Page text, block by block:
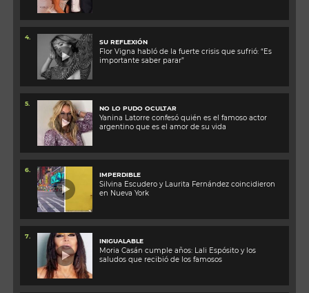
4.
SU REFLEXIÓN
Flor Vigna habló de la fuerte crisis que sufrió: “Es
importante saber parar”
5.
NO LO PUDO OCULTAR
Yanina Latorre confesó quién es el famoso actor
argentino que es el amor de su vida
6.
IMPERDIBLE
Silvina Escudero y Laurita Fernández coincidieron
en Nueva York
7.
INIGUALABLE
Moria Casán cumple años: Lali Espósito y los
saludos que recibió de los famosos